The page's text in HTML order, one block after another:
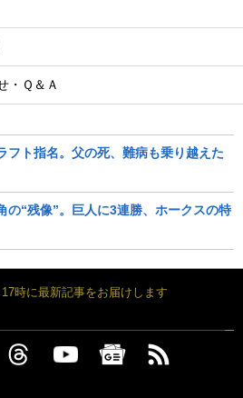
・Ｑ＆Ａ
フト指名。父の死、難病も乗り越えた
の“残像”。巨人に3連勝、ホークスの特
時に最新記事をお届けします